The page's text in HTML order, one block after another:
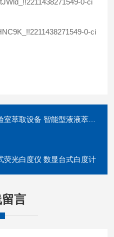
萃取设备 智能型液液萃取仪
荧光白度仪 数显台式白度计
言